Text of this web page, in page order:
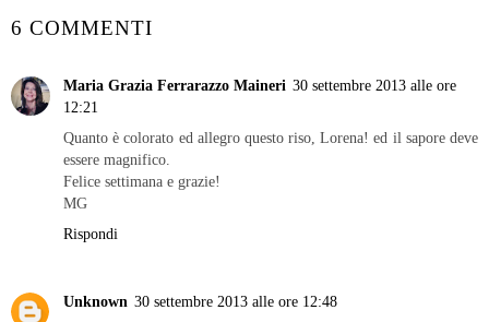
6 COMMENTI
Maria Grazia Ferrarazzo Maineri
essere magnifico.